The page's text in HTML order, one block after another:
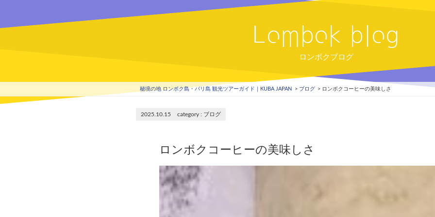
Lombok blog
ロンボクブログ
秘境の地 ロンボク島・バリ島 観光ツアーガイド｜KUBA JAPAN ブログ ロンボクコーヒーの美味しさ
2025.10.15 ブログ
ロンボクコーヒーの美味しさ